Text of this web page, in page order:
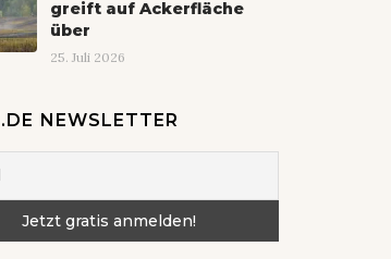
greift auf Ackerfläche
über
25. Juli 2026
NEWSLETTER